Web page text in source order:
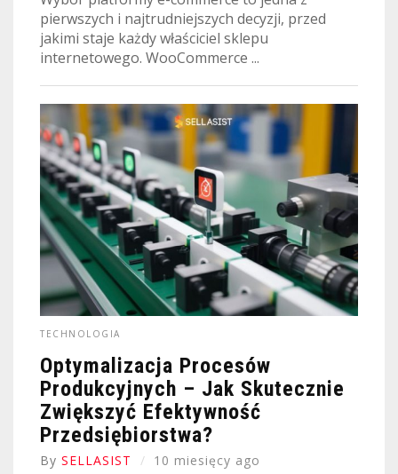
pierwszych i najtrudniejszych decyzji, przed
jakimi staje każdy właściciel sklepu
internetowego. WooCommerce ...
TECHNOLOGIA
Optymalizacja Procesów
Produkcyjnych – Jak Skutecznie
Zwiększyć Efektywność
Przedsiębiorstwa?
By SELLASIST 10 miesięcy ago